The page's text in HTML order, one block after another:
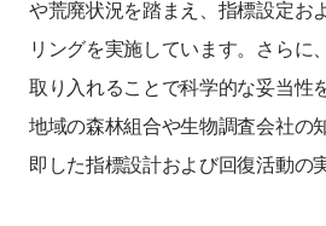
や荒廃状況を踏まえ、指標設定お
リングを実施しています。さらに
取り入れることで科学的な妥当性
地域の森林組合や生物調査会社の
即した指標設計および回復活動の